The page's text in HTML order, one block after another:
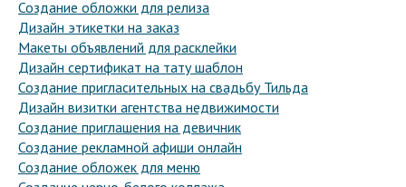
Создание обложки для релиза
Дизайн этикетки на заказ
Макеты объявлений для расклейки
Дизайн сертификат на тату шаблон
Создание пригласительных на свадьбу Тильда
Дизайн визитки агентства недвижимости
Создание приглашения на девичник
Создание рекламной афиши онлайн
Создание обложек для меню